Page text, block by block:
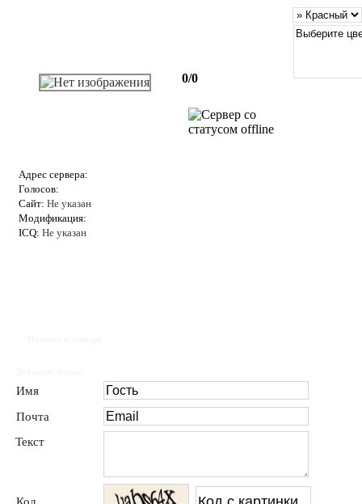
0/0
Адрес сервера:
Голосов:
Сайт: Не указан
Модификация:
ICQ: Не указан
Имя
Почта
Текст